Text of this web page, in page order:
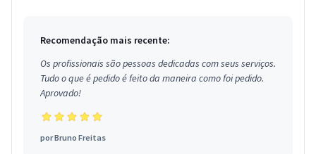
Recomendação mais recente:
Os profissionais são pessoas dedicadas com seus serviços.
Tudo o que é pedido é feito da maneira como foi pedido.
Aprovado!
porBruno Freitas